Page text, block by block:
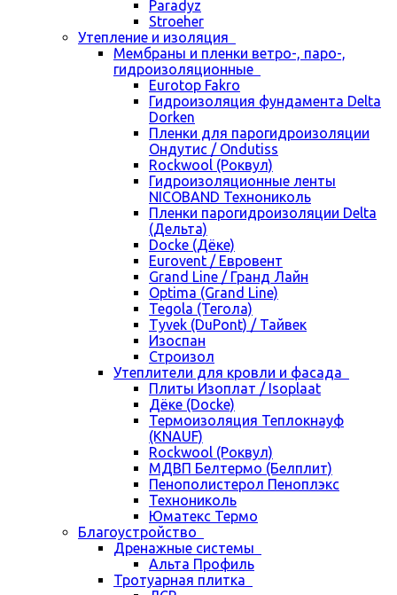
Paradyz
Stroeher
Утепление и изоляция
Мембраны и пленки ветро-, паро-,
гидроизоляционные
Eurotop Fakro
Гидроизоляция фундамента Delta
Dorken
Пленки для парогидроизоляции
Ондутис / Ondutiss
Rockwool (Роквул)
Гидроизоляционные ленты
NICOBAND Технониколь
Пленки парогидроизоляции Delta
(Дельта)
Docke (Дёке)
Eurovent / Евровент
Grand Line / Гранд Лайн
Optima (Grand Line)
Tegola (Тегола)
Tyvek (DuPont) / Тайвек
Изоспан
Строизол
Утеплители для кровли и фасада
Плиты Изоплат / Isoplaat
Дёке (Docke)
Термоизоляция Теплокнауф
(KNAUF)
Rockwool (Роквул)
МДВП Белтермо (Белплит)
Пенополистерол Пеноплэкс
Технониколь
Юматекс Термо
Благоустройство
Дренажные системы
Альта Профиль
Тротуарная плитка